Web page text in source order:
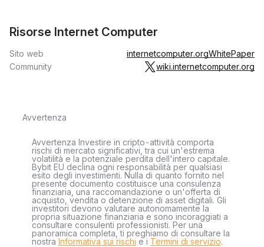
Risorse Internet Computer
Sito web internetcomputer.orgWhitePaper
Community
wiki.internetcomputer.org
Avvertenza
Avvertenza Investire in cripto-attività comporta
rischi di mercato significativi, tra cui un'estrema
volatilità e la potenziale perdita dell'intero capitale.
Bybit EU declina ogni responsabilità per qualsiasi
esito degli investimenti. Nulla di quanto fornito nel
presente documento costituisce una consulenza
finanziaria, una raccomandazione o un'offerta di
acquisto, vendita o detenzione di asset digitali. Gli
investitori devono valutare autonomamente la
propria situazione finanziaria e sono incoraggiati a
consultare consulenti professionisti. Per una
panoramica completa, ti preghiamo di consultare la
nostra Informativa sui rischi e i Termini di servizio.